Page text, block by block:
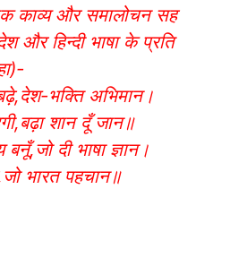
काव्य और समालोचन सह
और हिन्दी भाषा के प्रति
भक्ति अभिमान।
शान दूँ जान॥
दी भाषा ज्ञान।
भारत पहचान॥